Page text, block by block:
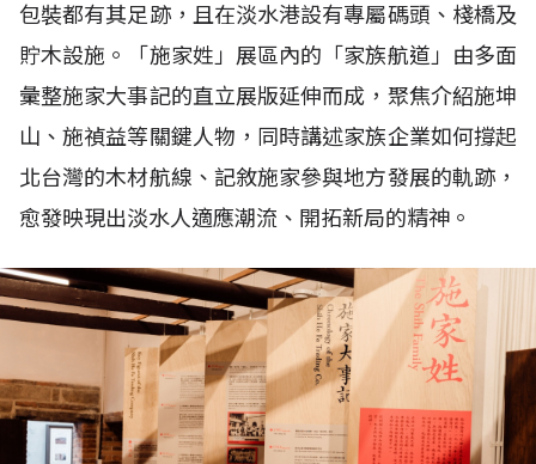
包裝都有其足跡，且在淡水港設有專屬碼頭、棧橋及
貯木設施。「施家姓」展區內的「家族航道」由多面
彙整施家大事記的直立展版延伸而成，聚焦介紹施坤
山、施禎益等關鍵人物，同時講述家族企業如何撐起
北台灣的木材航線、記敘施家參與地方發展的軌跡，
愈發映現出淡水人適應潮流、開拓新局的精神。